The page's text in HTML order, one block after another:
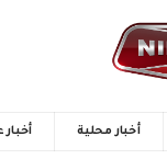
أخبار محلية أخبار